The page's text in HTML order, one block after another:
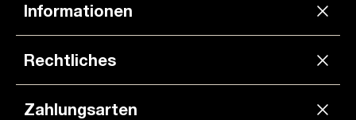
Informationen
Rechtliches
Zahlungsarten